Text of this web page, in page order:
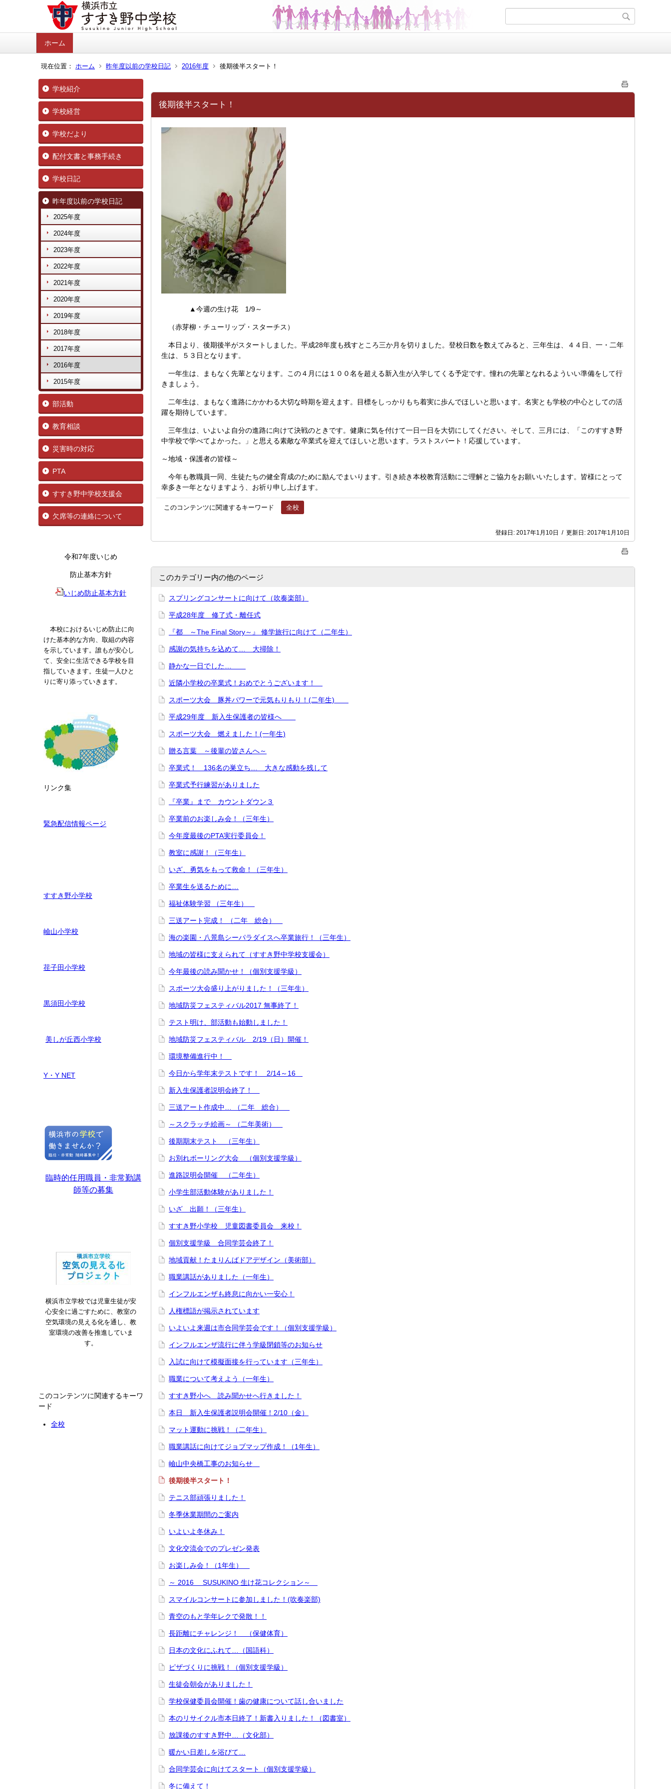
ホーム
現在位置： ホーム 昨年度以前の学校日記 2016年度 後期後半スタート！
学校紹介
学校経営
学校だより
配付文書と事務手続き
学校日記
昨年度以前の学校日記
2025年度
2024年度
2023年度
2022年度
2021年度
2020年度
2019年度
2018年度
2017年度
2016年度
2015年度
部活動
教育相談
災害時の対応
PTA
すすき野中学校支援会
欠席等の連絡について
令和7年度いじめ
防止基本方針
いじめ防止基本方針
本校におけるいじめ防止に向
けた基本的な方向、取組の内容
を示しています。誰もが安心し
て、安全に生活できる学校を目
指していきます。生徒一人ひと
りに寄り添っていきます。
リンク集
緊急配信情報ページ
すすき野小学校
嶮山小学校
荏子田小学校
黒須田小学校
美しが丘西小学校
Y・Y NET
臨時的任用職員・非常勤講
師等の募集
横浜市立学校では児童生徒が安
心安全に過ごすために、教室の
空気環境の見える化を通し、教
室環境の改善を推進していま
す。
このコンテンツに関連するキーワ
ード
全校
後期後半スタート！
▲今週の生け花 1/9～
（赤芽柳・チューリップ・スターチス）
本日より、後期後半がスタートしました。平成28年度も残すところ三か月を切りました。登校日数を数えてみると、三年生は、４４日、一・二年
生は、５３日となります。
一年生は、まもなく先輩となります。この４月には１００名を超える新入生が入学してくる予定です。憧れの先輩となれるよういい準備をして行
きましょう。
二年生は、まもなく進路にかかわる大切な時期を迎えます。目標をしっかりもち着実に歩んでほしいと思います。名実とも学校の中心としての活
躍を期待しています。
三年生は、いよいよ自分の進路に向けて決戦のときです。健康に気を付けて一日一日を大切にしてください。そして、三月には、「このすすき野
中学校で学べてよかった。」と思える素敵な卒業式を迎えてほしいと思います。ラストスパート！応援しています。
～地域・保護者の皆様～
今年も教職員一同、生徒たちの健全育成のために励んでまいります。引き続き本校教育活動にご理解とご協力をお願いいたします。皆様にとって
幸多き一年となりますよう、お祈り申し上げます。
このコンテンツに関連するキーワード 全校
登録日: 2017年1月10日 / 更新日: 2017年1月10日
このカテゴリー内の他のページ
スプリングコンサートに向けて（吹奏楽部）
平成28年度 修了式・離任式
『都 ～The Final Story～』 修学旅行に向けて（二年生）
感謝の気持ちを込めて… 大掃除！
静かな一日でした…
近隣小学校の卒業式！おめでとうございます！
スポーツ大会 豚丼パワーで元気もりもり！(二年生)
平成29年度 新入生保護者の皆様へ
スポーツ大会 燃えました！(一年生)
贈る言葉 ～後輩の皆さんへ～
卒業式！ 136名の巣立ち… 大きな感動を残して
卒業式予行練習がありました
『卒業』まで カウントダウン３
卒業前のお楽しみ会！（三年生）
今年度最後のPTA実行委員会！
教室に感謝！（三年生）
いざ、勇気をもって救命！（三年生）
卒業生を送るために…
福祉体験学習 （三年生）
三送アート完成！ （二年 総合）
海の楽園・八景島シーパラダイスへ卒業旅行！（三年生）
地域の皆様に支えられて（すすき野中学校支援会）
今年最後の読み聞かせ！（個別支援学級）
スポーツ大会盛り上がりました！（三年生）
地域防災フェスティバル2017 無事終了！
テスト明け、部活動も始動しました！
地域防災フェスティバル 2/19（日）開催！
環境整備進行中！
今日から学年末テストです！ 2/14～16
新入生保護者説明会終了！
三送アート作成中… （二年 総合）
～スクラッチ絵画～ （二年美術）
後期期末テスト （三年生）
お別れボーリング大会 （個別支援学級）
進路説明会開催 （二年生）
小学生部活動体験がありました！
いざ 出願！（三年生）
すすき野小学校 児童図書委員会 来校！
個別支援学級 合同学芸会終了！
地域貢献！たまりんばドアデザイン（美術部）
職業講話がありました（一年生）
インフルエンザも終息に向かい一安心！
人権標語が掲示されています
いよいよ来週は市合同学芸会です！（個別支援学級）
インフルエンザ流行に伴う学級閉鎖等のお知らせ
入試に向けて模擬面接を行っています（三年生）
職業について考えよう（一年生）
すすき野小へ 読み聞かせへ行きました！
本日 新入生保護者説明会開催！2/10（金）
マット運動に挑戦！（二年生）
職業講話に向けてジョブマップ作成！（1年生）
嶮山中央橋工事のお知らせ
後期後半スタート！
テニス部頑張りました！
冬季休業期間のご案内
いよいよ冬休み！
文化交流会でのプレゼン発表
お楽しみ会！（1年生）
～ 2016 SUSUKINO 生け花コレクション～
スマイルコンサートに参加しました！(吹奏楽部)
青空のもと学年レクで発散！！
長距離にチャレンジ！ （保健体育）
日本の文化にふれて…（国語科）
ピザづくりに挑戦！（個別支援学級）
生徒会朝会がありました！
学校保健委員会開催！歯の健康について話し合いました
本のリサイクル市本日終了！新書入りました！（図書室）
放課後のすすき野中…（文化部）
暖かい日差しを浴びて…
合同学芸会に向けてスタート（個別支援学級）
冬に備えて！